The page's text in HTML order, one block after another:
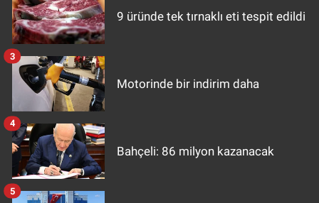
9 üründe tek tırnaklı eti tespit edildi
Motorinde bir indirim daha
3
Bahçeli: 86 milyon kazanacak
4
5